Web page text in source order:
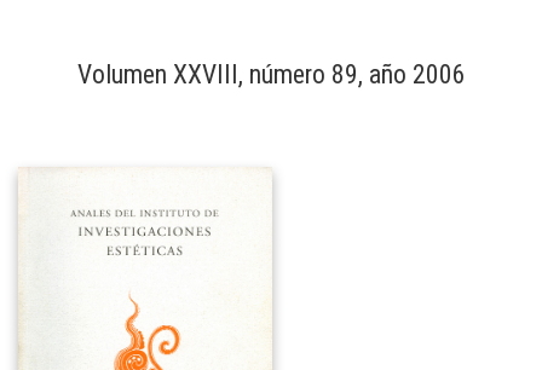
Volumen XXVIII, número 89, año 2006